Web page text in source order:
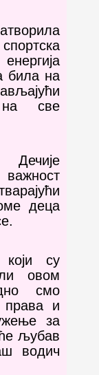
била на
на све
деца
су
овом
смо
права и
за
љубав
водич